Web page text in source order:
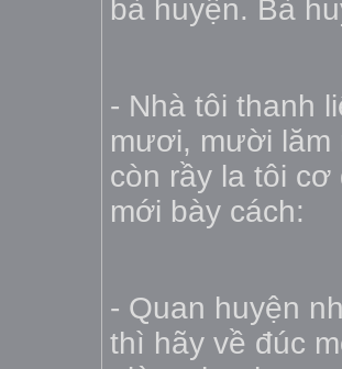
bà huyện. Bà
- Nhà tôi thanh
mươi, mười lăm
còn rầy la tôi
mới bày cách:
- Quan huyện
thì hãy về đúc